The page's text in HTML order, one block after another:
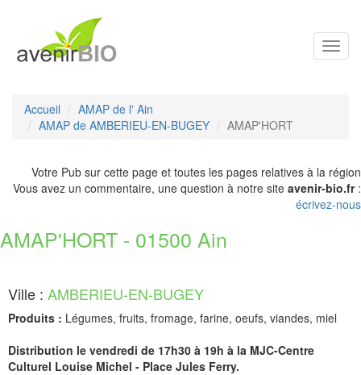
Accueil
AMAP de l' Ain
AMAP de AMBERIEU-EN-BUGEY
AMAP'HORT
Votre Pub sur cette page et toutes les pages relatives à la région
Vous avez un commentaire, une question à notre site avenir-bio.fr:
écrivez-nous
AMAP'HORT - 01500 Ain
Ville : AMBERIEU-EN-BUGEY
Produits : Légumes, fruits, fromage, farine, oeufs, viandes, miel
Distribution le vendredi de 17h30 à 19h à la MJC-Centre
Culturel Louise Michel - Place Jules Ferry.